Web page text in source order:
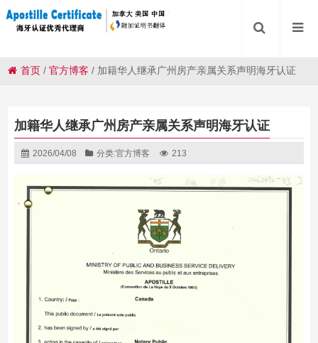
首页 /官方博客 / 加籍华人继承广州房产亲属关系声明海牙认证
加籍华人继承广州房产亲属关系声明海牙认证
2026/04/08 分类:官方博客 213